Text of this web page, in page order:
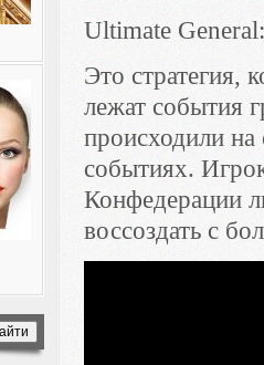
Ultimate
Это стратегия,
лежат события
происходили на
событиях.
Конфедерации
воссоздать с